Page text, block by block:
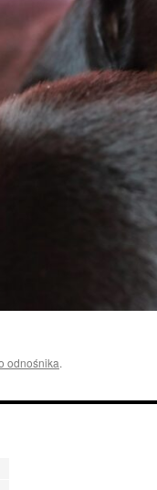
odnośnika.